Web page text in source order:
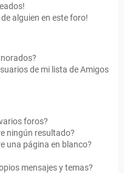
alguien en este foro!
de mi lista de Amigos
foros?
ningún resultado?
una página en blanco?
mensajes y temas?